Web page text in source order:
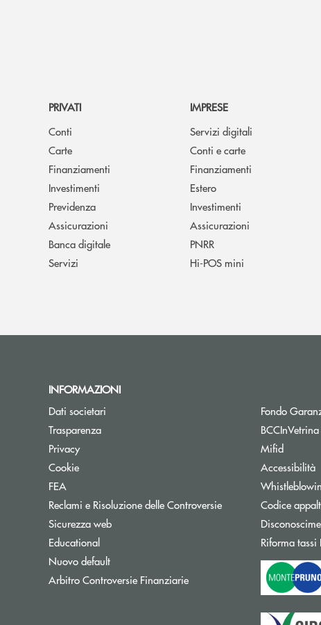
PRIVATI
Conti
Carte
Finanziamenti
Investimenti
Previdenza
Assicurazioni
Banca digitale
Servizi
IMPRESE
Servizi digitali
Conti e carte
Finanziamenti
Estero
Investimenti
Assicurazioni
PNRR
Hi-POS mini
INFORMAZIONI
Dati societari
Trasparenza
Privacy
Cookie
FEA
Reclami e Risoluzione delle Controversie
Sicurezza web
Educational
Nuovo default
Arbitro Controversie FinanziarieApre una nuova finestra
Fondo
BCCInVetrina
Mifid
Accessibilità
Codice
Riforma tassi